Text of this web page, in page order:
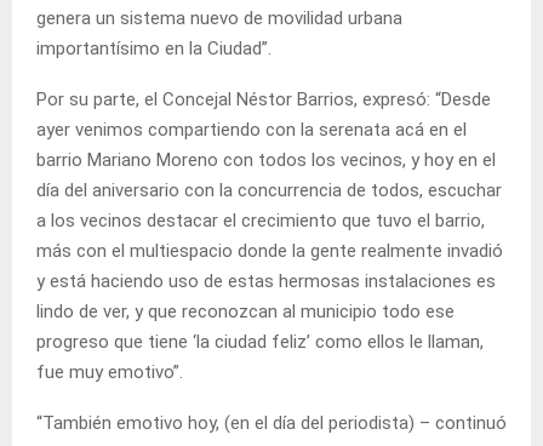
genera un sistema nuevo de movilidad urbana
importantísimo en la Ciudad”.
Por su parte, el Concejal Néstor Barrios, expresó: “Desde
ayer venimos compartiendo con la serenata acá en el
barrio Mariano Moreno con todos los vecinos, y hoy en el
día del aniversario con la concurrencia de todos, escuchar
a los vecinos destacar el crecimiento que tuvo el barrio,
más con el multiespacio donde la gente realmente invadió
y está haciendo uso de estas hermosas instalaciones es
lindo de ver, y que reconozcan al municipio todo ese
progreso que tiene ‘la ciudad feliz’ como ellos le llaman,
fue muy emotivo”.
“También emotivo hoy, (en el día del periodista) – continuó